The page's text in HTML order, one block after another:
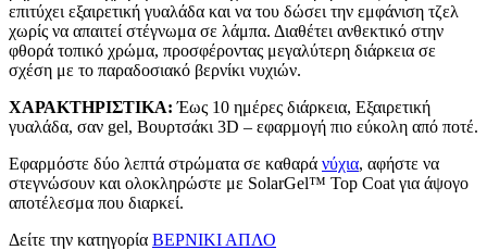
επιτύχει εξαιρετική γυαλάδα και να του δώσει την εμφάνιση τζελ
χωρίς να απαιτεί στέγνωμα σε λάμπα. Διαθέτει ανθεκτικό στην
φθορά τοπικό χρώμα, προσφέροντας μεγαλύτερη διάρκεια σε
σχέση με το παραδοσιακό βερνίκι νυχιών.
ΧΑΡΑΚΤΗΡΙΣΤΙΚΑ: Έως 10 ημέρες διάρκεια, Εξαιρετική
γυαλάδα, σαν gel, Βουρτσάκι 3D – εφαρμογή πιο εύκολη από ποτέ.
Εφαρμόστε δύο λεπτά στρώματα σε καθαρά νύχια, αφήστε να
στεγνώσουν και ολοκληρώστε με SolarGel™ Top Coat για άψογο
αποτέλεσμα που διαρκεί.
Δείτε την κατηγορία ΒΕΡΝΙΚΙ ΑΠΛΟ